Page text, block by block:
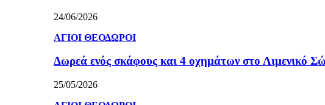
24/06/2026
ΑΓΙΟΙ ΘΕΟΔΩΡΟΙ
Δωρεά ενός σκάφους και 4 οχημάτων στο Λιμενικό
25/05/2026